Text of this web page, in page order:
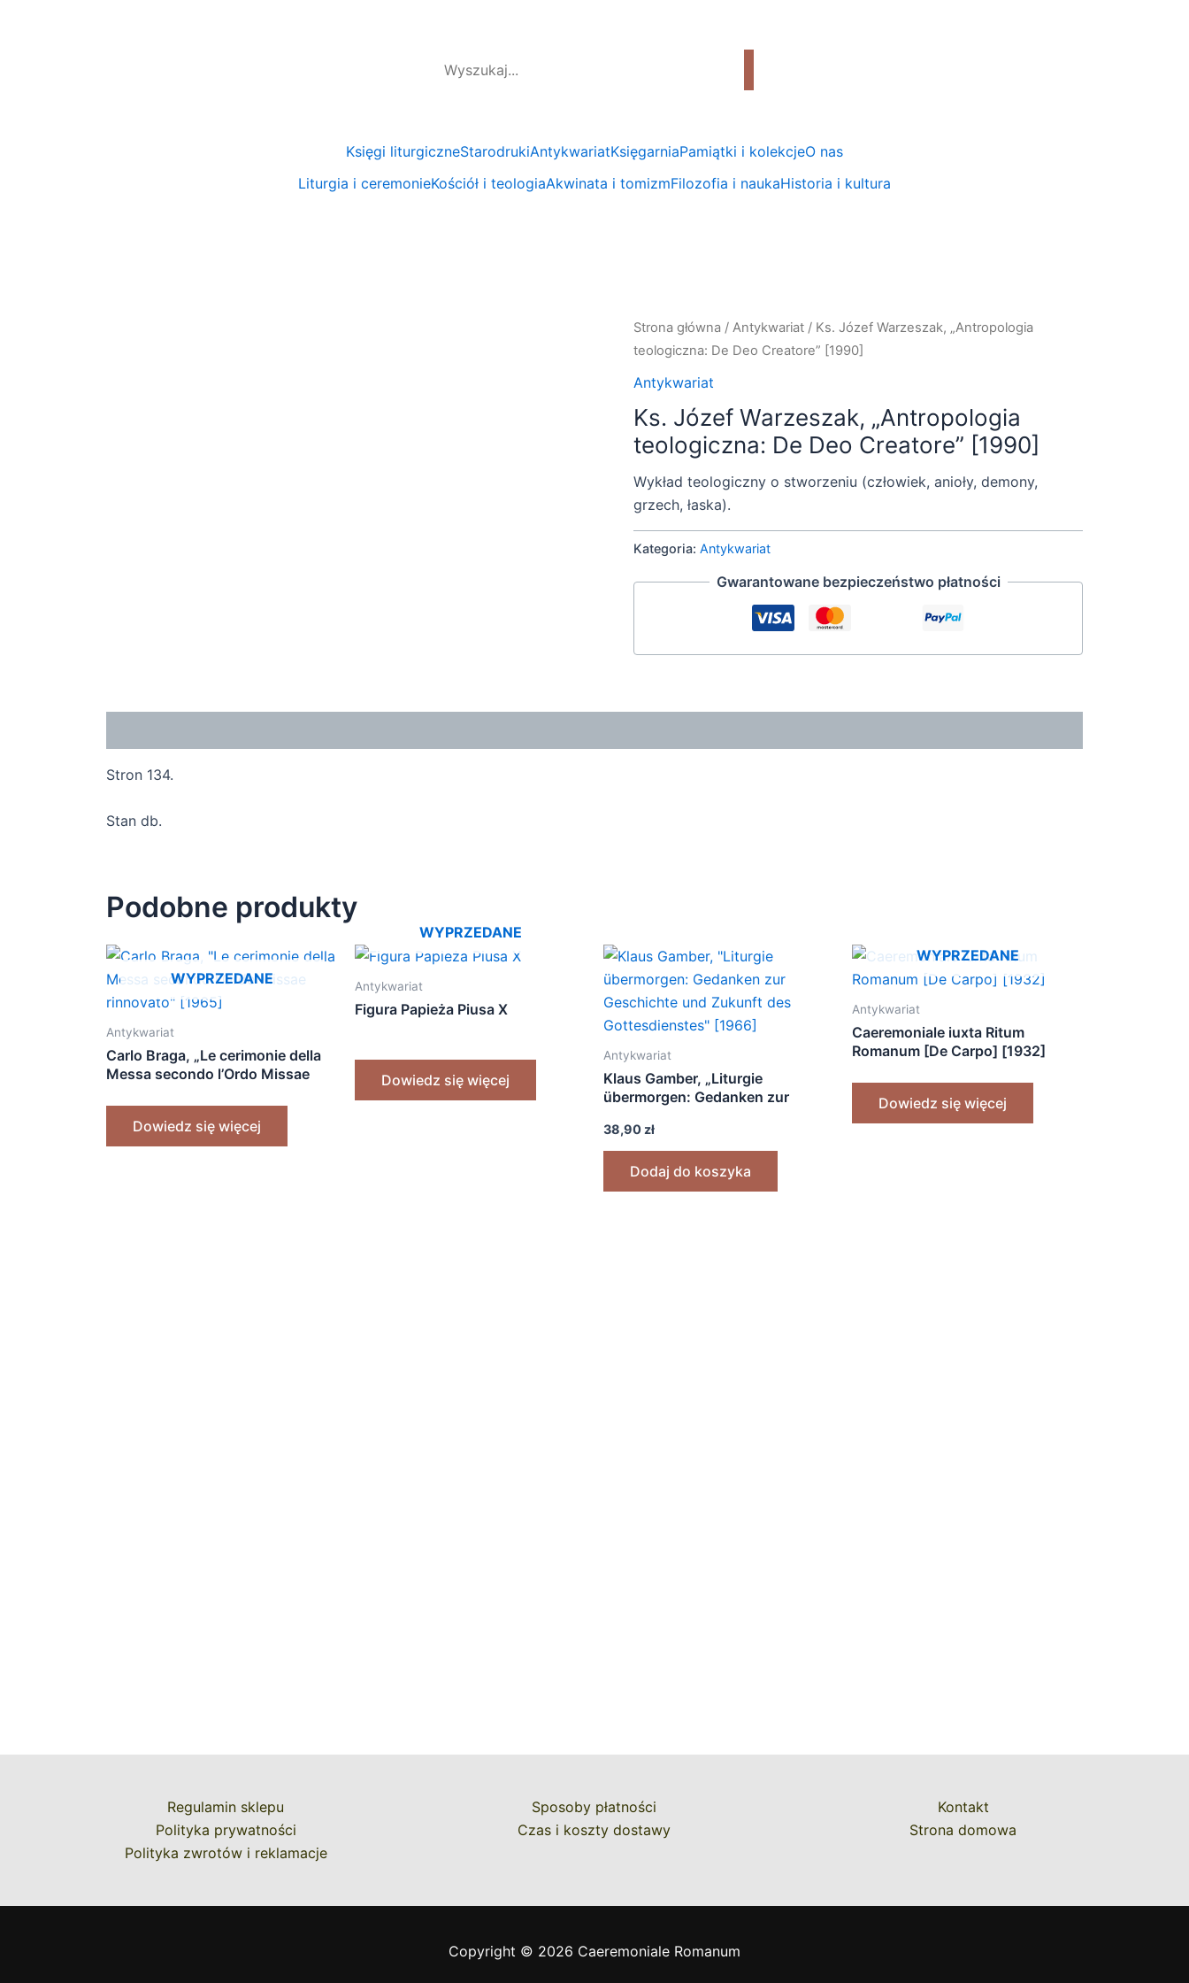
Księgi liturgiczneStarodrukiAntykwariatKsięgarniaPamiątki i kolekcjeO nas
Liturgia i ceremonieKościół i teologiaAkwinata i tomizmFilozofia i naukaHistoria i kultura
Strona główna /Antykwariat / Ks. Józef Warzeszak, „Antropologia
teologiczna: De Deo Creatore” [1990]
Antykwariat
Ks. Józef Warzeszak, „Antropologia
teologiczna: De Deo Creatore” [1990]
Wykład teologiczny o stworzeniu (człowiek, anioły, demony,
grzech, łaska).
Kategoria:Antykwariat
Gwarantowane bezpieczeństwo płatności
Stron 134.
Stan db.
Podobne produkty
WYPRZEDANE
Antykwariat
Carlo Braga, „Le cerimonie della
Messa secondo l’Ordo Missae
Dowiedz się więcej
WYPRZEDANE
Antykwariat
Figura Papieża Piusa X
Dowiedz się więcej
Antykwariat
Klaus Gamber, „Liturgie
übermorgen: Gedanken zur
Gottesdienstes” [1966]
38,90 zł
Dodaj do koszyka
WYPRZEDANE
Antykwariat
Caeremoniale iuxta Ritum
Romanum [De Carpo] [1932]
Dowiedz się więcej
Regulamin sklepu
Polityka prywatności
Polityka zwrotów i reklamacje
Sposoby płatności
Czas i koszty dostawy
Kontakt
Strona domowa
Copyright © 2026 Caeremoniale Romanum